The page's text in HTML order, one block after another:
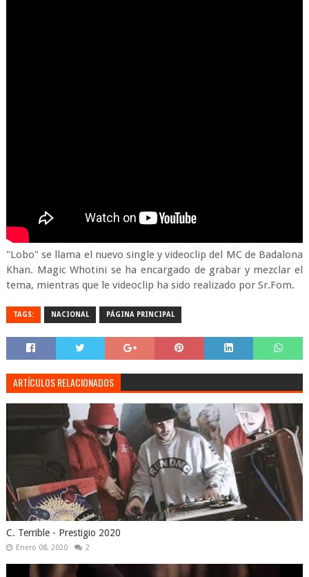
"Lobo" se llama el nuevo single y videoclip del MC de Badalona
Khan. Magic Whotini se ha encargado de grabar y mezclar el
tema, mientras que le videoclip ha sido realizado por Sr.Fom.
TAGS: NACIONAL PÁGINA PRINCIPAL
ARTÍCULOS RELACIONADOS
C. Terrible - Prestigio 2020
Enero 08, 2020 2